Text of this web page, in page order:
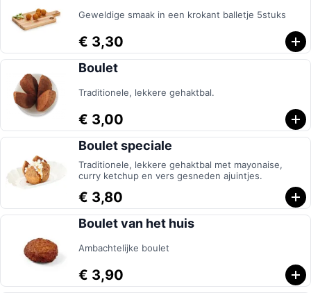
Geweldige smaak in een krokant balletje 5stuks
€ 3,30
Boulet
Traditionele, lekkere gehaktbal.
€ 3,00
Boulet speciale
Traditionele, lekkere gehaktbal met mayonaise,
curry ketchup en vers gesneden ajuintjes.
€ 3,80
Boulet van het huis
Ambachtelijke boulet
€ 3,90